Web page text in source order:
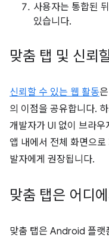
사용자는 통합된
있습니다.
맞춤 탭 및 신뢰
신뢰할 수 있는 웹 활동
의 이점을 공유합니다.
개발자가 UI 없이 브라
앱 내에서 전체 화면으로
발자에게 권장됩니다.
맞춤 탭은 어디
맞춤 탭은 Android 플랫